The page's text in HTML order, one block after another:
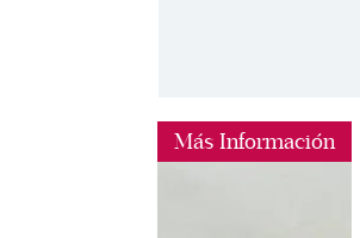
Más Información